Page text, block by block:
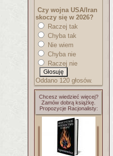
Czy wojna USA/Iran
skoczy się w 2026?
Raczej tak
Chyba tak
Nie wiem
Chyba nie
Raczej nie
Oddano 120 głosów.
Chcesz wiedzieć więcej?
Zamów dobrą książkę.
Propozycje Racjonalisty: